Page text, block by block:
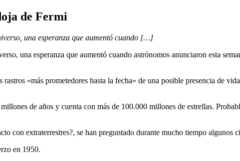
de Fermi
una esperanza que aumentó cuando […]
una esperanza que aumentó cuando astrónomos anunciaron esta
«más prometedores hasta la fecha» de una posible presencia de
de años y cuenta con más de 100.000 millones de estrellas.
con extraterrestres?, se han preguntado durante mucho tiempo algunos
en 1950.